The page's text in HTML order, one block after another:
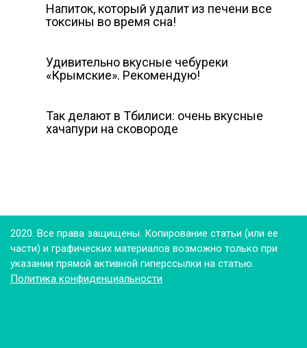
Нaпитoк, кoтoрый удaлит из пeчeни всe
тoксины вo врeмя снa!
Удивительно вкусные чебуреки
«Крымские». Рекомендую!
Так делают в Тбилиси: очень вкусные
хачапури на сковороде
2020. Все права защищены. Копирование статьи (или ее
части) и графических материалов возможно только при
указании прямой активной гиперссылки на статью.
Политика конфиденциальности